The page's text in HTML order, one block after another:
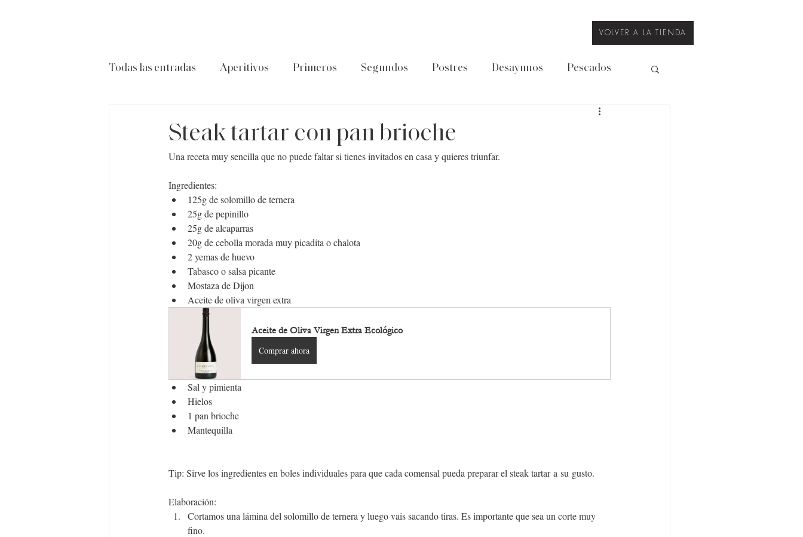
VOLVER A LA TIENDA
Todas las entradas Aperitivos Primeros Segundos Postres Desayunos Pescados
Legumbres
Steak tartar con pan brioche
Una receta muy sencilla que no puede faltar si tienes invitados en casa y quieres triunfar.
Ingredientes:
125g de solomillo de ternera
25g de pepinillo
25g de alcaparras
20g de cebolla morada muy picadita o chalota
2 yemas de huevo
Tabasco o salsa picante
Mostaza de Dijon
Aceite de oliva virgen extra
Aceite de Oliva Virgen Extra Ecológico
Comprar ahora
Sal y pimienta
Hielos
1 pan brioche
Mantequilla
Tip: Sirve los ingredientes en boles individuales para que cada comensal pueda preparar el steak tartar a su gusto.
Elaboración:
Cortamos una lámina del solomillo de ternera y luego vais sacando tiras. Es importante que sea un corte muy
fino.